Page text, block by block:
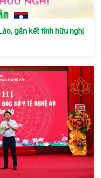
gắn kết tình hữu nghị